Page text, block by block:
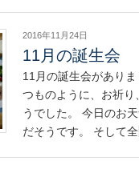
2016年11月24日
11月の誕生会
11月の誕生会があり
つものように、お祈
うでした。 今日のお
だそうです。 そして